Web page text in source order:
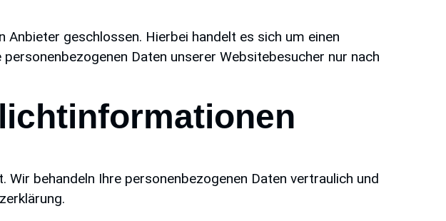
geschlossen. Hierbei handelt es sich um einen
Daten unserer Websitebesucher nur nach
behandeln Ihre personenbezogenen Daten vertraulich und